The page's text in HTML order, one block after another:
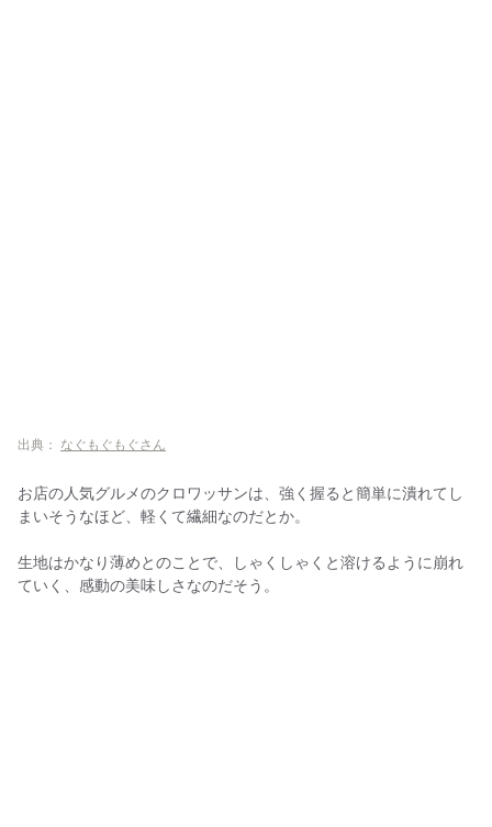
出典： なぐもぐもぐさん
お店の人気グルメのクロワッサンは、強く握ると簡単に潰れてし
まいそうなほど、軽くて繊細なのだとか。
生地はかなり薄めとのことで、しゃくしゃくと溶けるように崩れ
ていく、感動の美味しさなのだそう。